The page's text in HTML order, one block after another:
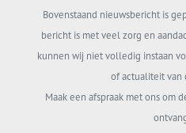
Bovenstaand nieuwsbericht is
bericht is met veel zorg en
kunnen wij niet volledig instaan
of actualiteit van
Maak een afspraak met ons om